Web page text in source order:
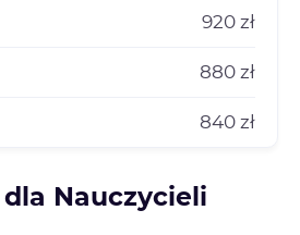
920 zł
880 zł
840 zł
Nauczycieli